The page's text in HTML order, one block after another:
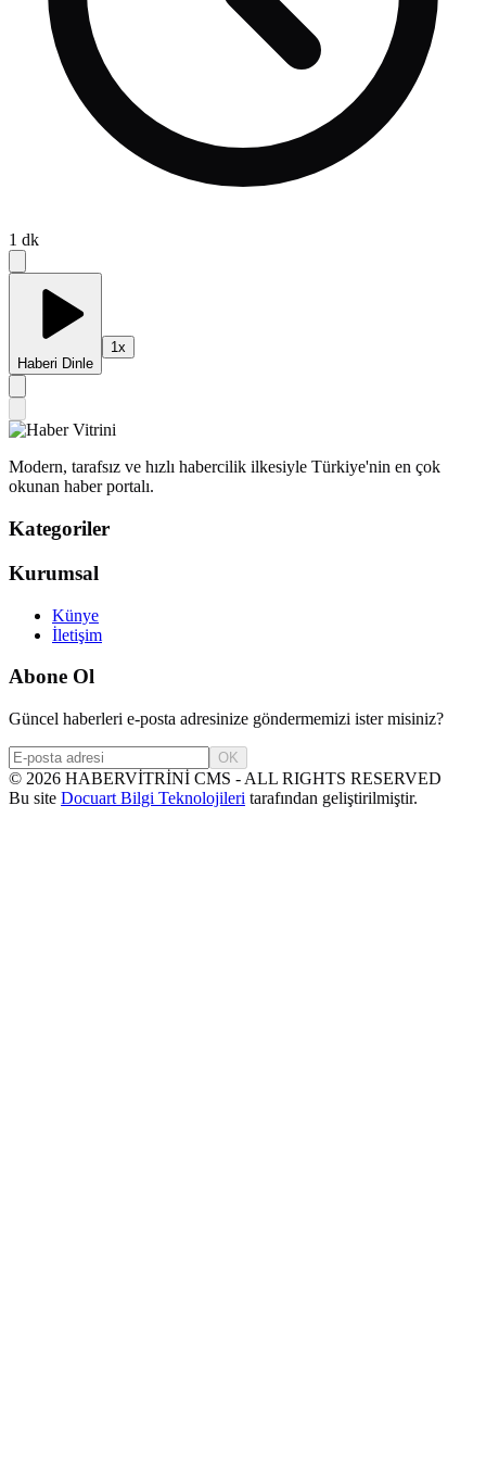
1 dk
Haberi Dinle
1x
Modern, tarafsız ve hızlı habercilik ilkesiyle Türkiye'nin en çok
okunan haber portalı.
Kategoriler
Kurumsal
Künye
İletişim
Abone Ol
Güncel haberleri e-posta adresinize göndermemizi ister misiniz?
OK
© 2026 HABERVİTRİNİ CMS - ALL RIGHTS RESERVED
Bu site Docuart Bilgi Teknolojileri tarafından geliştirilmiştir.